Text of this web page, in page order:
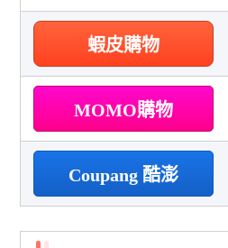
蝦皮購物
MOMO購物
Coupang 酷澎